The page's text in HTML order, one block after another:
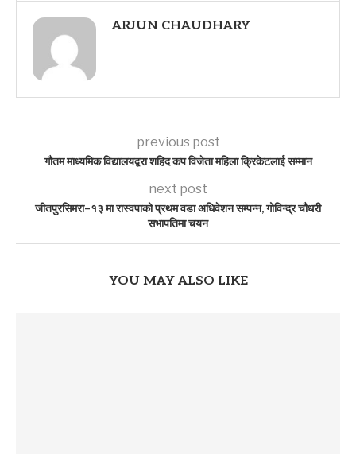
ARJUN CHAUDHARY
previous post
गौतम माध्यमिक विद्यालयद्वरा शहिद कप विजेता महिला क्रिकेटलाई सम्मान
next post
जीतपुरसिमरा–१३ मा रास्वपाको प्रथम वडा अधिवेशन सम्पन्न, गोविन्द्र चौधरी
सभापतिमा चयन
YOU MAY ALSO LIKE